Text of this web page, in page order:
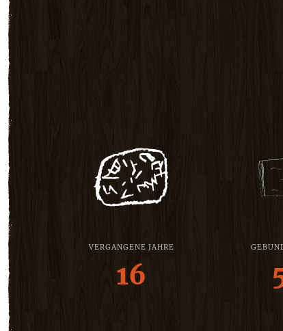
VERGANGENE JAHRE
16